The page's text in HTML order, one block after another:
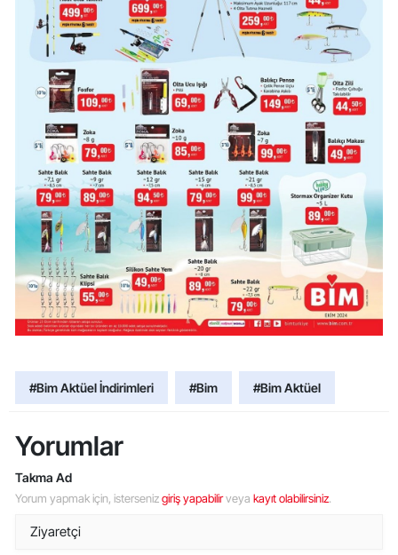
#Bim Aktüel İndirimleri #Bim #Bim Aktüel
Yorumlar
Takma Ad
Yorum yapmak için, istersenizgiriş yapabilirveya kayıt olabilirsiniz.